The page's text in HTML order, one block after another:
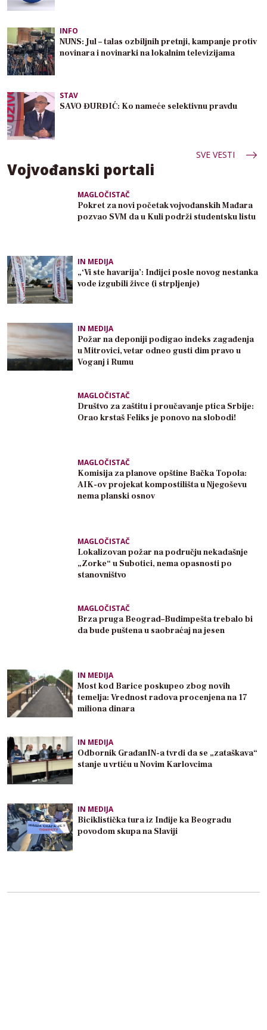
INFO
NUNS: Jul – talas ozbiljnih pretnji, kampanje protiv
novinara i novinarki na lokalnim televizijama
STAV
SAVO ĐURĐIĆ: Ko nameće selektivnu pravdu
SVE VESTI
Vojvođanski portali
MAGLOČISTAČ
Pokret za novi početak vojvođanskih Mađara
pozvao SVM da u Kuli podrži studentsku listu
IN MEDIJA
„‘Vi ste havarija’: Inđijci posle novog nestanka
vode izgubili živce (i strpljenje)
IN MEDIJA
Požar na deponiji podigao indeks zagađenja
u Mitrovici, vetar odneo gusti dim pravo u
Voganj i Rumu
MAGLOČISTAČ
Društvo za zaštitu i proučavanje ptica Srbije:
Orao krstaš Feliks je ponovo na slobodi!
MAGLOČISTAČ
Komisija za planove opštine Bačka Topola:
AIK-ov projekat kompostilišta u Njegoševu
nema planski osnov
MAGLOČISTAČ
Lokalizovan požar na području nekadašnje
„Zorke“ u Subotici, nema opasnosti po
stanovništvo
MAGLOČISTAČ
Brza pruga Beograd–Budimpešta trebalo bi
da bude puštena u saobraćaj na jesen
IN MEDIJA
Most kod Barice poskupeo zbog novih
temelja: Vrednost radova procenjena na 17
miliona dinara
IN MEDIJA
Odbornik GrađanIN-a tvrdi da se „zataškava“
stanje u vrtiću u Novim Karlovcima
IN MEDIJA
Biciklistička tura iz Inđije ka Beogradu
povodom skupa na Slaviji